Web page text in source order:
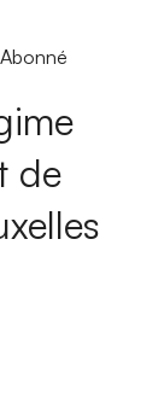
Abonné
de